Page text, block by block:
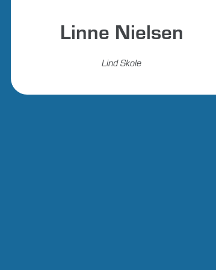
Linne Nielsen
Lind Skole